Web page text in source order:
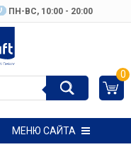
ПН-ВC, 10:00 - 20:00
0
МЕНЮ САЙТА